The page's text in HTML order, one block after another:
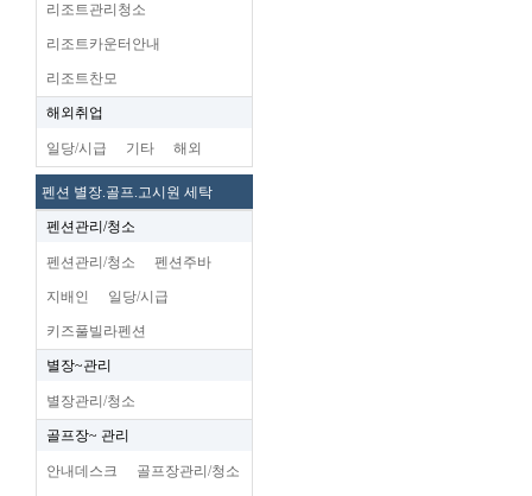
리조트관리청소
리조트카운터안내
리조트찬모
해외취업
일당/시급 기타 해외
펜션 별장.골프.고시원 세탁
펜션관리/청소
펜션관리/청소 펜션주바
지배인 일당/시급
키즈풀빌라펜션
별장~관리
별장관리/청소
골프장~ 관리
안내데스크 골프장관리/청소